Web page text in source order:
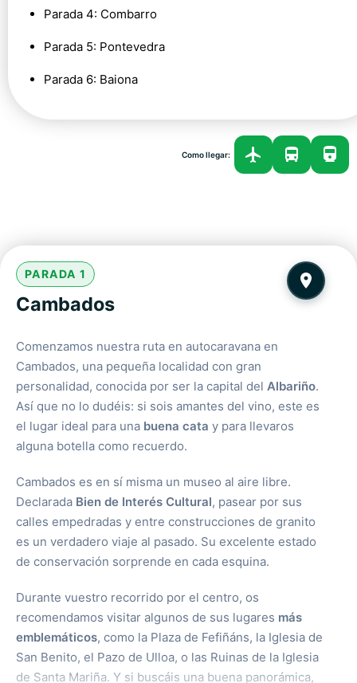
Parada 4: Combarro
Parada 5: Pontevedra
Parada 6: Baiona
Como llegar:
PARADA 1
Cambados
Comenzamos nuestra ruta en autocaravana en
Cambados, una pequeña localidad con gran
personalidad, conocida por ser la capital del Albariño.
Así que no lo dudéis: si sois amantes del vino, este es
el lugar ideal para una buena cata y para llevaros
alguna botella como recuerdo.
Cambados es en sí misma un museo al aire libre.
Declarada Bien de Interés Cultural, pasear por sus
calles empedradas y entre construcciones de granito
es un verdadero viaje al pasado. Su excelente estado
de conservación sorprende en cada esquina.
Durante vuestro recorrido por el centro, os
recomendamos visitar algunos de sus lugares más
emblemáticos, como la Plaza de Fefiñáns, la Iglesia de
San Benito, el Pazo de Ulloa, o las Ruinas de la Iglesia
de Santa Mariña. Y si buscáis una buena panorámica,